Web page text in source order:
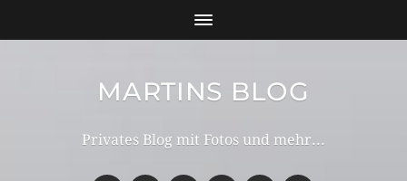
MARTINS BLOG
Privates Blog mit Fotos und mehr...